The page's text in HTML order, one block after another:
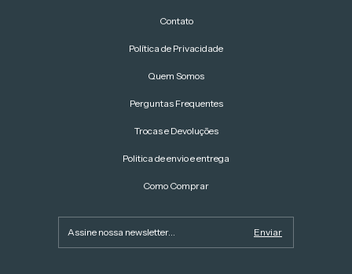
Contato
Política de Privacidade
Quem Somos
Perguntas Frequentes
Trocas e Devoluções
Politica de envio e entrega
Como Comprar